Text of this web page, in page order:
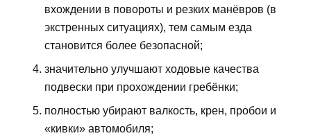
вхождении в повороты и резких манёвров (в
экстренных ситуациях), тем самым езда
становится более безопасной;
значительно улучшают ходовые качества
подвески при прохождении гребёнки;
полностью убирают валкость, крен, пробои и
«кивки» автомобиля;